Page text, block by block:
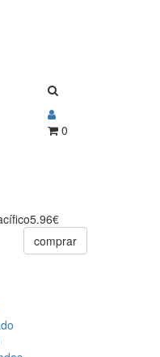
0
5.96€
comprar